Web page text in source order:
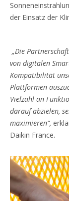
der Einsatz der
„Die
von digitalen
Kompatibilität
Plattformen
Vielzahl an
darauf abzielen,
maximieren“,
Daikin France.